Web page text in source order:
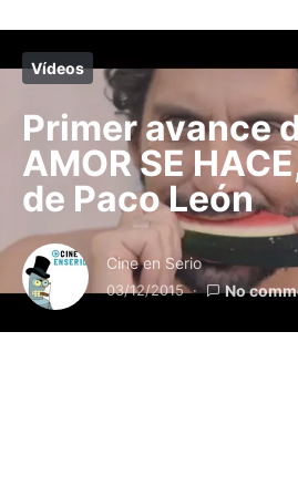
Vídeos
Primer avance
AMOR SE
de Paco León
Cine en Serio
03/12/2015 No